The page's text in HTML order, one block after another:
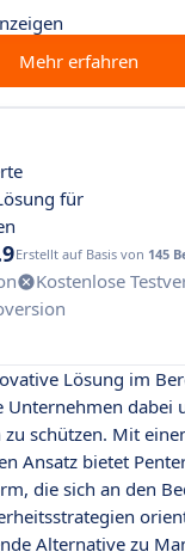
Mehr erfahren
für
Erstellt auf Basis von 145
Kostenlose
Lösung im
Unternehmen dabei
schützen. Mit
Ansatz bietet
die sich an den
Alternative zu